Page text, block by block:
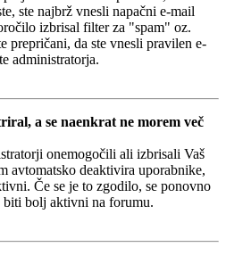
ste najbrž vnesli napačni e-mail
izbrisal filter za "spam" oz.
prepričani, da ste vnesli pravilen e-
administratorja.
a se naenkrat ne morem več
onemogočili ali izbrisali Vaš
avtomatsko deaktivira uporabnike,
Če se je to zgodilo, se ponovno
bolj aktivni na forumu.